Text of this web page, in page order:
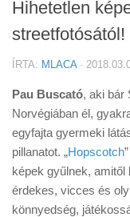
Cikkek
Tudástár
Tanácsok
Érdekességek
Helyszíni Riport
Hihetetlen
streetfotósától!
ÍRTA: MLACA·
Pau Buscató, aki bár
Norvégiában él,
egyfajta gyermeki
pillanatot. „Hopscotch
képek gyűlnek, amitől
érdekes, vicces és
könnyedség,